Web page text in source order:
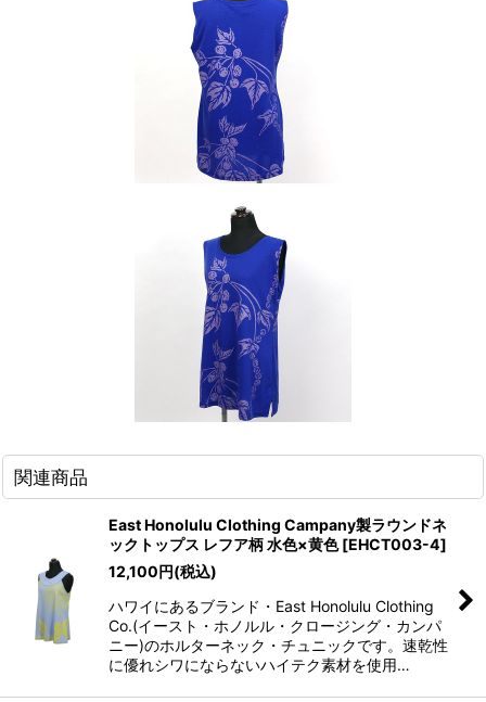
関連商品
East Honolulu Clothing Campany製ラウンドネ
ックトップス レフア柄 水色×黄色 [EHCT003-4]
12,100円(税込)
ハワイにあるブランド・East Honolulu Clothing
Co.(イースト・ホノルル・クロージング・カンパ
ニー)のホルターネック・チュニックです。速乾性
に優れシワにならないハイテク素材を使用…